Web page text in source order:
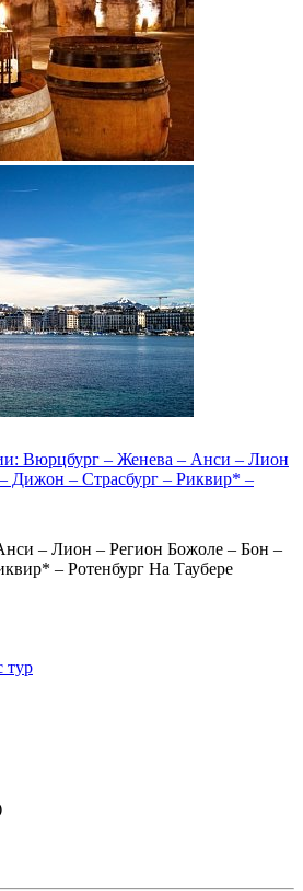
Вюрцбург – Женева – Анси – Лион
Дижон – Страсбург – Риквир* –
– Лион – Регион Божоле – Бон –
– Ротенбург На Таубере
тур